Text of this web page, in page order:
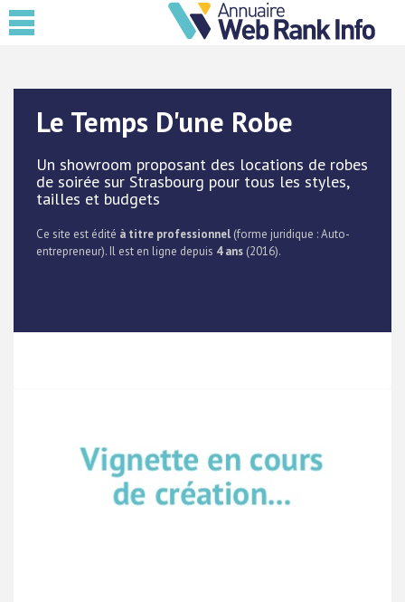
Le Temps D'une Robe
Un showroom proposant des locations de robes
de soirée sur Strasbourg pour tous les styles,
tailles et budgets
Ce site est édité à titre professionnel (forme juridique : Auto-
entrepreneur). Il est en ligne depuis 4 ans (2016).